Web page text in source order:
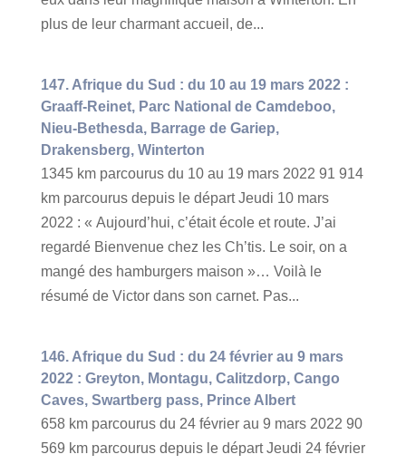
plus de leur charmant accueil, de...
147. Afrique du Sud : du 10 au 19 mars 2022 :
Graaff-Reinet, Parc National de Camdeboo,
Nieu-Bethesda, Barrage de Gariep,
Drakensberg, Winterton
1345 km parcourus du 10 au 19 mars 2022 91 914
km parcourus depuis le départ Jeudi 10 mars
2022 : « Aujourd’hui, c’était école et route. J’ai
regardé Bienvenue chez les Ch’tis. Le soir, on a
mangé des hamburgers maison »… Voilà le
résumé de Victor dans son carnet. Pas...
146. Afrique du Sud : du 24 février au 9 mars
2022 : Greyton, Montagu, Calitzdorp, Cango
Caves, Swartberg pass, Prince Albert
658 km parcourus du 24 février au 9 mars 2022 90
569 km parcourus depuis le départ Jeudi 24 février